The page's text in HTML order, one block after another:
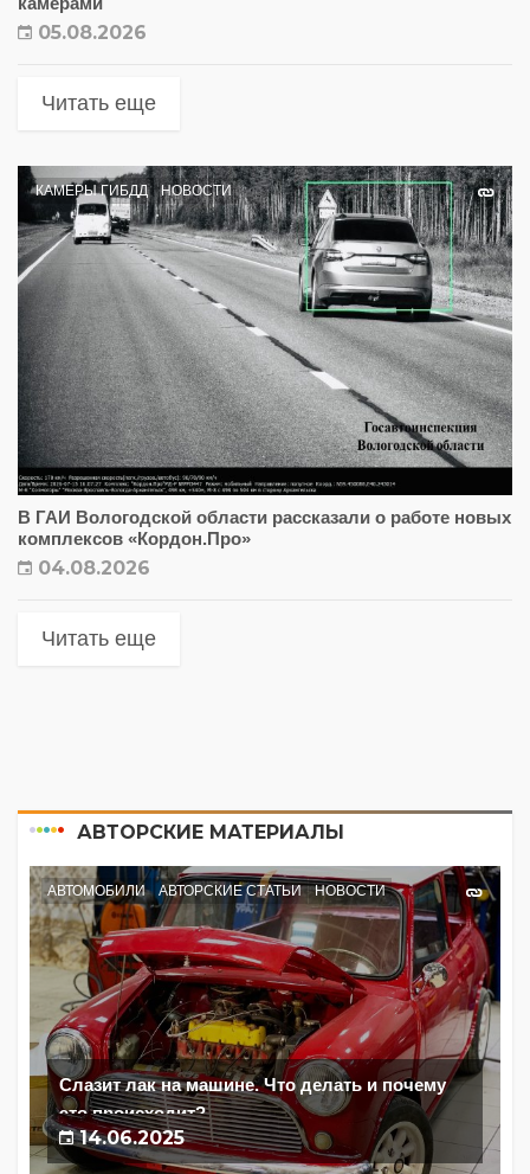
05.08.2026
Читать еще
КАМЕРЫ ГИБДД НОВОСТИ
В ГАИ Вологодской области рассказали о работе новых
комплексов «Кордон.Про»
04.08.2026
Читать еще
АВТОРСКИЕ МАТЕРИАЛЫ
АВТОМОБИЛИ АВТОРСКИЕ СТАТЬИ НОВОСТИ
Слазит лак на машине. Что делать и почему
это происходит?
14.06.2025